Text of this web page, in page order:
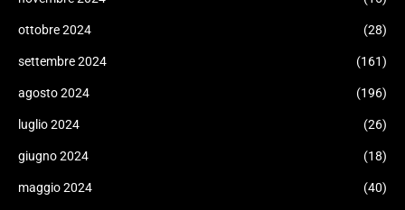
ottobre 2024 (28)
settembre 2024 (161)
agosto 2024 (196)
luglio 2024 (26)
giugno 2024 (18)
maggio 2024 (40)